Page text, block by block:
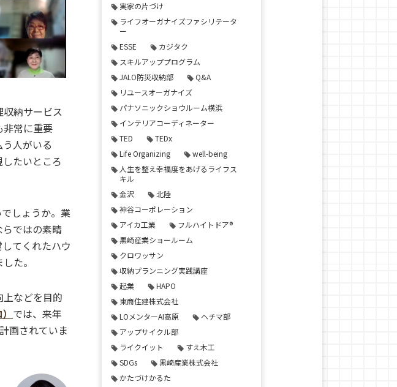
納サービス
非常に重要
人がいる
たいところ
しょうか。業
らではの素晴
てくれたハウ
た。
などを目的
では、来年
画されていま
実家の片づけ
ライフオーガナイズファシリテータ
ー
ESSE
カジタク
スキルアッププログラム
JALO防災収納部
Q&A
リユースオーガナイズ
パナソニックショウルーム横浜
インテリアコーディネーター
TED
TEDx
Life Organizing
well-being
人生を整え幸福度をあげるライフス
キル
金沢
北陸
神谷コーポレーション
アイカ工業
フルハイトドア®
黒崎産業ショールーム
クロワッサン
収納プランニング実践講座
起業
HAPO
東商住建株式会社
LOメンターAI高原
ヘチマ部
アップサイクル部
ライクイット
すえ木工
SDGs
黒崎産業株式会社
かたづけかるた